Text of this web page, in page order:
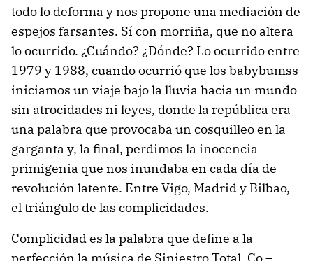
todo lo deforma y nos propone una mediación de
espejos farsantes. Sí con morriña, que no altera
lo ocurrido. ¿Cuándo? ¿Dónde? Lo ocurrido entre
1979 y 1988, cuando ocurrió que los babybumss
iniciamos un viaje bajo la lluvia hacia un mundo
sin atrocidades ni leyes, donde la república era
una palabra que provocaba un cosquilleo en la
garganta y, la final, perdimos la inocencia
primigenia que nos inundaba en cada día de
revolución latente. Entre Vigo, Madrid y Bilbao,
el triángulo de las complicidades.
Complicidad es la palabra que define a la